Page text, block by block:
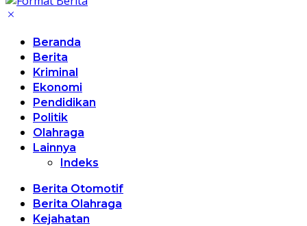
Beranda
Berita
Kriminal
Ekonomi
Pendidikan
Politik
Olahraga
Lainnya
Indeks
Berita Otomotif
Berita Olahraga
Kejahatan